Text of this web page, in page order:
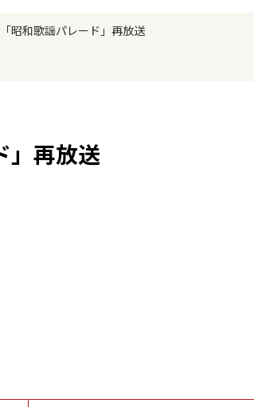
昭和歌謡パレード」再放送
」再放送